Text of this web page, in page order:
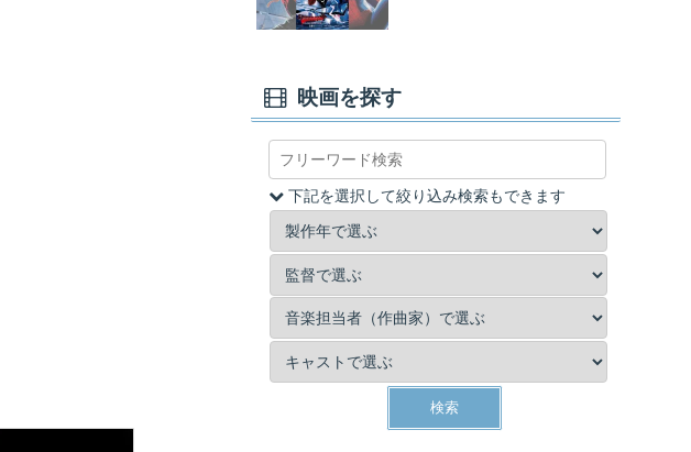
映画を探す
下記を選択して絞り込み検索もできます